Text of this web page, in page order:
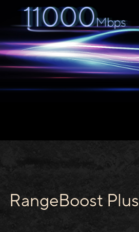
RangeBoost Plus